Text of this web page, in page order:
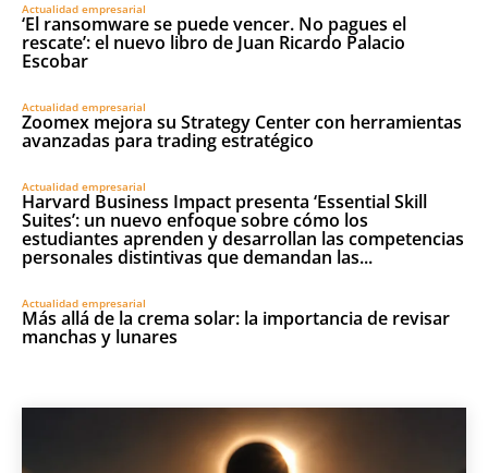
Actualidad empresarial
‘El ransomware se puede vencer. No pagues el
rescate’: el nuevo libro de Juan Ricardo Palacio
Escobar
Actualidad empresarial
Zoomex mejora su Strategy Center con herramientas
avanzadas para trading estratégico
Actualidad empresarial
Harvard Business Impact presenta ‘Essential Skill
Suites’: un nuevo enfoque sobre cómo los
estudiantes aprenden y desarrollan las competencias
personales distintivas que demandan las...
Actualidad empresarial
Más allá de la crema solar: la importancia de revisar
manchas y lunares